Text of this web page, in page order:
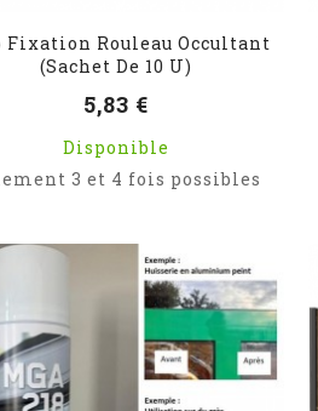
Fixation Rouleau Occultant
(sachet De 10 U)
5,83 €
Disponible
3 et 4 fois possibles